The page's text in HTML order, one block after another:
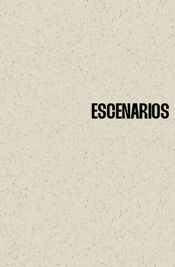
ESCENARIOS